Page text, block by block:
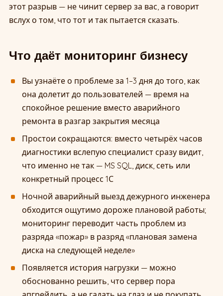
этот разрыв — не чинит сервер за вас, а говорит
вслух о том, что тот и так пытается сказать.
Что даёт мониторинг бизнесу
Вы узнаёте о проблеме за 1–3 дня до того, как
она долетит до пользователей — время на
спокойное решение вместо аварийного
ремонта в разгар закрытия месяца
Простои сокращаются: вместо четырёх часов
диагностики вслепую специалист сразу видит,
что именно не так — MS SQL, диск, сеть или
конкретный процесс 1С
Ночной аварийный выезд дежурного инженера
обходится ощутимо дороже плановой работы;
мониторинг переводит часть проблем из
разряда «пожар» в разряд «плановая замена
диска на следующей неделе»
Появляется история нагрузки — можно
обоснованно решить, что сервер пора